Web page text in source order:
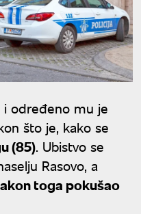
i određeno mu je
što je, kako se
(85). Ubistvo se
Rasovo, a
toga pokušao